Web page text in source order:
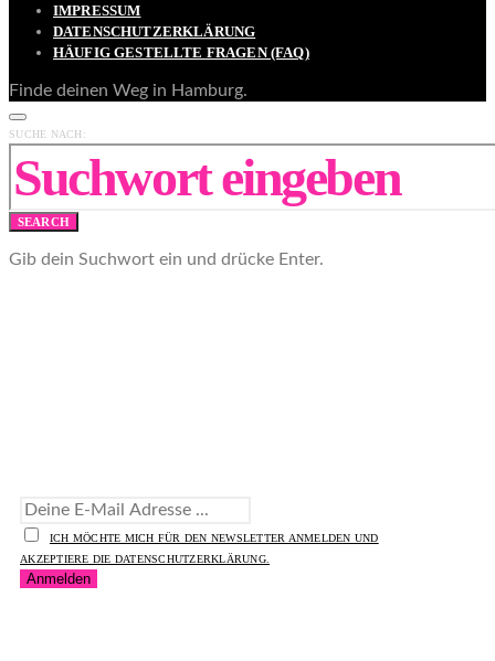
IMPRESSUM
DATENSCHUTZERKLÄRUNG
HÄUFIG GESTELLTE FRAGEN (FAQ)
Finde deinen Weg in Hamburg.
SUCHE NACH:
SEARCH
Gib dein Suchwort ein und drücke Enter.
ICH MÖCHTE MICH FÜR DEN NEWSLETTER ANMELDEN UND
AKZEPTIERE DIE DATENSCHUTZERKLÄRUNG.